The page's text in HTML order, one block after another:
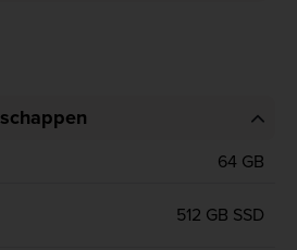
64 GB
512 GB SSD